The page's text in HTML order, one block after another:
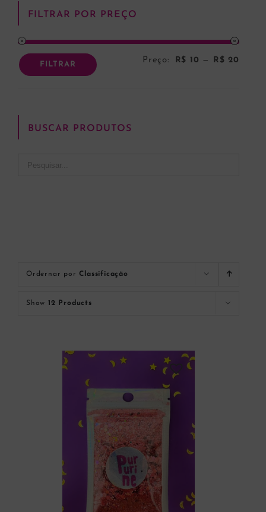
Ordernar porClassificação
Show 12 Products
FILTRAR POR PREÇO
FILTRAR Preço: R$ 10 — R$ 20
BUSCAR PRODUTOS